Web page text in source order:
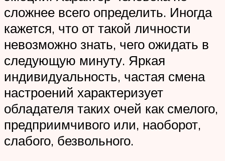
сложнее всего определить. Иногда
кажется, что от такой личности
невозможно знать, чего ожидать в
следующую минуту. Яркая
индивидуальность, частая смена
настроений характеризует
обладателя таких очей как смелого,
предприимчивого или, наоборот,
слабого, безвольного.